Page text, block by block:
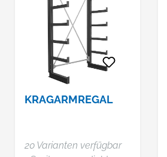
KRAGARMREGAL
20 Varianten verfügbar